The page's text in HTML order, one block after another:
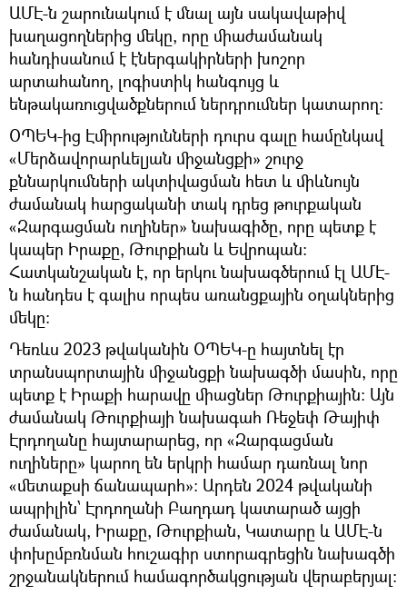
ԱՄԷ-ն շարունակում է մնալ այն սակավաթիվ
խաղացողներից մեկը, որը միաժամանակ
հանդիսանում է էներգակիրների խոշոր
արտահանող, լոգիստիկ հանգույց և
ենթակառուցվածքներում ներդրումներ կատարող։
ՕՊԵԿ-ից Էմիրությունների դուրս գալը համընկավ
«Մերձավորարևելյան միջանցքի» շուրջ
քննարկումների ակտիվացման հետ և միևնույն
ժամանակ հարցականի տակ դրեց թուրքական
«Զարգացման ուղիներ» նախագիծը, որը պետք է
կապեր Իրաքը, Թուրքիան և Եվրոպան։
Հատկանշական է, որ երկու նախագծերում էլ ԱՄԷ-
ն հանդես է գալիս որպես առանցքային օղակներից
մեկը։
Դեռևս 2023 թվականին ՕՊԵԿ-ը հայտնել էր
տրանսպորտային միջանցքի նախագծի մասին, որը
պետք է Իրաքի հարավը միացներ Թուրքիային։ Այն
ժամանակ Թուրքիայի նախագահ Ռեջեփ Թայիփ
Էրդողանը հայտարարեց, որ «Զարգացման
ուղիները» կարող են երկրի համար դառնալ նոր
«մետաքսի ճանապարհ»։ Արդեն 2024 թվականի
ապրիլին՝ Էրդողանի Բաղդադ կատարած այցի
ժամանակ, Իրաքը, Թուրքիան, Կատարը և ԱՄԷ-ն
փոխըմբռնման հուշագիր ստորագրեցին նախագծի
շրջանակներում համագործակցության վերաբերյալ։